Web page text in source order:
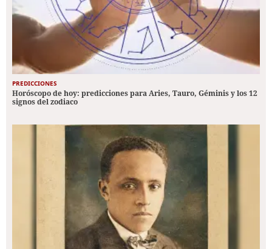
PREDICCIONES
Horóscopo de hoy: predicciones para Aries, Tauro, Géminis y los 12
signos del zodiaco